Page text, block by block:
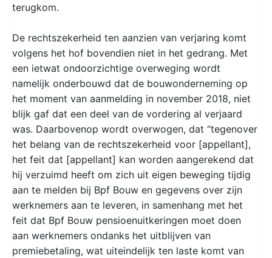
terugkom.
De rechtszekerheid ten aanzien van verjaring komt
volgens het hof bovendien niet in het gedrang. Met
een ietwat ondoorzichtige overweging wordt
namelijk onderbouwd dat de bouwonderneming op
het moment van aanmelding in november 2018, niet
blijk gaf dat een deel van de vordering al verjaard
was. Daarbovenop wordt overwogen, dat “tegenover
het belang van de rechtszekerheid voor [appellant],
het feit dat [appellant] kan worden aangerekend dat
hij verzuimd heeft om zich uit eigen beweging tijdig
aan te melden bij Bpf Bouw en gegevens over zijn
werknemers aan te leveren, in samenhang met het
feit dat Bpf Bouw pensioenuitkeringen moet doen
aan werknemers ondanks het uitblijven van
premiebetaling, wat uiteindelijk ten laste komt van